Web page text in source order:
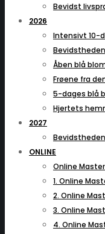
Bevidst
2026
Intensivt 10-
Åben blå
Frøene fra
5-dages blå
Hjertets
2027
ONLINE
Online
1. Online
2. Online
3. Online
4. Online